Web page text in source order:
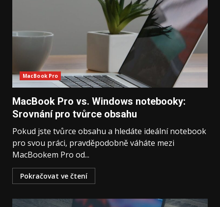
MacBook Pro
MacBook Pro vs. Windows notebooky:
Srovnání pro tvůrce obsahu
Pokud jste tvůrce obsahu a hledáte ideální notebook
pro svou práci, pravděpodobně váháte mezi
MacBookem Pro od...
Pokračovat ve čtení